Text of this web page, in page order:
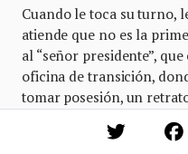
Cuando le toca su turno,
atiende que no es la
al “señor presidente”,
oficina de transición,
tomar posesión, un
que alguien le informe